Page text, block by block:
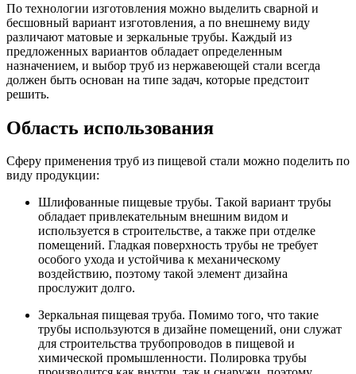
По технологии изготовления можно выделить сварной и
бесшовный вариант изготовления, а по внешнему виду
различают матовые и зеркальные трубы. Каждый из
предложенных вариантов обладает определенным
назначением, и выбор труб из нержавеющей стали всегда
должен быть основан на типе задач, которые предстоит
решить.
Область использования
Сферу применения труб из пищевой стали можно поделить по
виду продукции:
Шлифованные пищевые трубы. Такой вариант трубы
обладает привлекательным внешним видом и
используется в строительстве, а также при отделке
помещений. Гладкая поверхность трубы не требует
особого ухода и устойчива к механическому
воздействию, поэтому такой элемент дизайна
прослужит долго.
Зеркальная пищевая труба. Помимо того, что такие
трубы используются в дизайне помещений, они служат
для строительства трубопроводов в пищевой и
химической промышленности. Полировка трубы